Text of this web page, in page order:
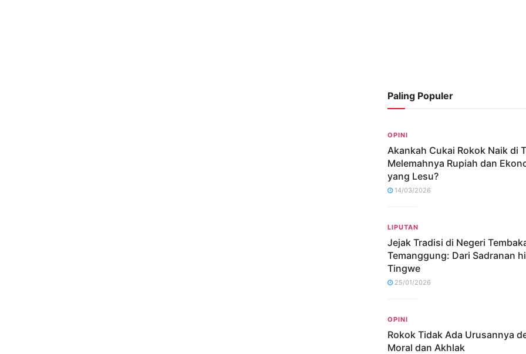
Paling Populer
OPINI
Akankah Cukai Rokok Naik di
Melemahnya Rupiah dan
yang Lesu?
14/03/2026
LIPUTAN
Jejak Tradisi di Negeri
Temanggung: Dari Sadranan
Tingwe
25/01/2026
OPINI
Rokok Tidak Ada Urusannya
Moral dan Akhlak